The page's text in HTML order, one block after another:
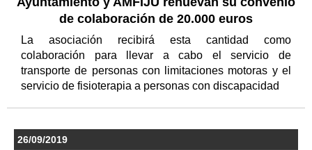
de colaboración de 20.000 euros
La asociación recibirá esta cantidad como
colaboración para llevar a cabo el servicio de
transporte de personas con limitaciones motoras y el
servicio de fisioterapia a personas con discapacidad
26/09/2019